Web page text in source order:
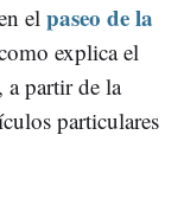
el paseo de la
explica el
partir de la
particulares